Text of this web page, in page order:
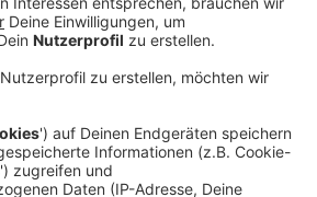
Unfallstelle an seinen schweren
war für die Unfallaufnahme in
Der zweite Unfall endete